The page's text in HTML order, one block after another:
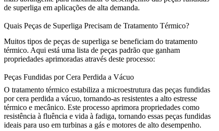
de superliga em aplicações de alta demanda.
Quais Peças de Superliga Precisam de Tratamento Térmico?
Muitos tipos de peças de superliga se beneficiam do tratamento
térmico. Aqui está uma lista de peças padrão que ganham
propriedades aprimoradas através deste processo:
Peças Fundidas por Cera Perdida a Vácuo
O tratamento térmico estabiliza a microestrutura das peças fundidas
por cera perdida a vácuo, tornando-as resistentes a alto estresse
térmico e mecânico. Este processo aprimora propriedades como
resistência à fluência e vida à fadiga, tornando essas peças fundidas
ideais para uso em turbinas a gás e motores de alto desempenho.